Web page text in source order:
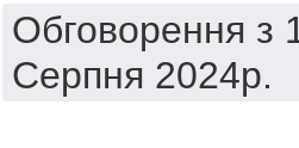
Обговорення з
Серпня 2024р.